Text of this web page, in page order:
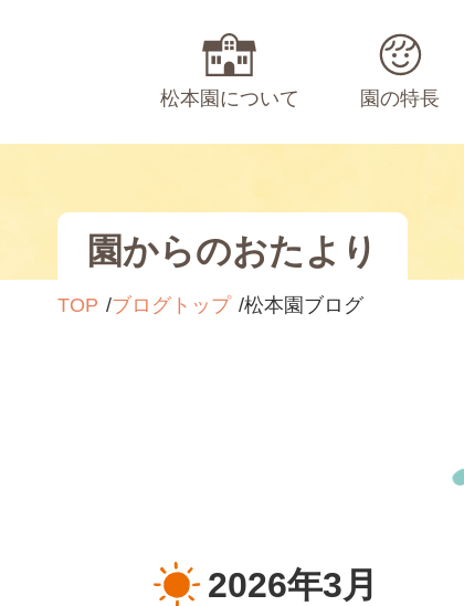
松本園について 園の特長
園からのおたより
TOP ブログトップ 松本園ブログ
2026年3月